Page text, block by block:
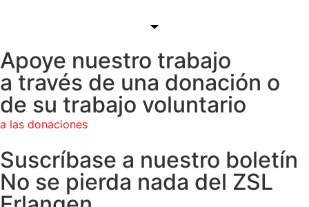
Apoye nuestro trabajo
a través de una donación o
de su trabajo voluntario
a las donaciones
Suscríbase a nuestro boletín
No se pierda nada del ZSL